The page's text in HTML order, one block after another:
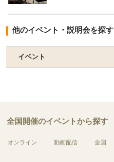
他のイベント・説明会を探す
イベント
全国開催のイベントから探す
オンライン 動画配信 全国